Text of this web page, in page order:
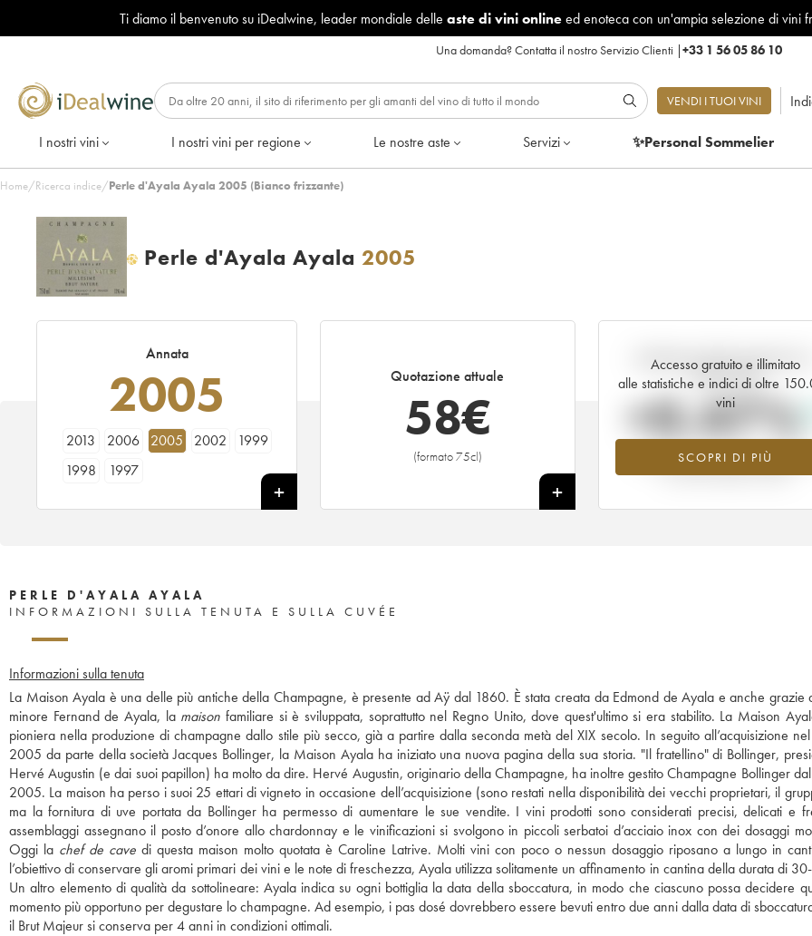
Ti diamo il benvenuto su iDealwine, leader mondiale delle aste di vini onlineed enoteca con un'ampia selezione di vini
Una domanda?Contatta il nostro Servizio Clienti |+33 1 56 05 86 10
VENDI I TUOI VINI
I nostri vini I nostri vini per regione Le nostre aste Servizi ✨Personal Sommelier
Home/Ricerca indice/Perle d'Ayala Ayala 2005 (Bianco frizzante)
H Perle d'Ayala Ayala 2005
Annata
2005
2013 2006 2005 2002
1999
1998
1997
Quotazione attuale
58€
(formato 75cl)
+
Accesso gratuito e illimitato
alle statistiche e indici di oltre
vini
SCOPRI DI PIÙ
Andamento della quotazione
tempo reale
+0.47%
Valore in aumento per l'annata
nel 2026 rispetto al 2025
PERLE D'AYALA AYALA
INFORMAZIONI SULLA TENUTA E SULLA CUVÉE
Informazioni sulla tenuta
La Maison Ayala è una delle più antiche della Champagne, è presente ad Aÿ dal 1860. È stata creata da Edmond de Ayala e anche grazie
minore Fernand de Ayala, la maison familiare si è sviluppata, soprattutto nel Regno Unito, dove quest'ultimo si era stabilito. La Maison
pioniera nella produzione di champagne dallo stile più secco, già a partire dalla seconda metà del XIX secolo. In seguito all’acquisizione
2005 da parte della società Jacques Bollinger, la Maison Ayala ha iniziato una nuova pagina della sua storia. "Il fratellino" di Bollinger,
Hervé Augustin (e dai suoi papillon) ha molto da dire. Hervé Augustin, originario della Champagne, ha inoltre gestito Champagne Bollinger
2005. La maison ha perso i suoi 25 ettari di vigneto in occasione dell’acquisizione (sono restati nella disponibilità dei vecchi proprietari, il
ma la fornitura di uve portata da Bollinger ha permesso di aumentare le sue vendite. I vini prodotti sono considerati precisi, delicati e
assemblaggi assegnano il posto d’onore allo chardonnay e le vinificazioni si svolgono in piccoli serbatoi d’acciaio inox con dei dosaggi
Oggi la chef de cave di questa maison molto quotata è Caroline Latrive. Molti vini con poco o nessun dosaggio riposano a lungo in
l’obiettivo di conservare gli aromi primari dei vini e le note di freschezza, Ayala utilizza solitamente un affinamento in cantina della durata di
Un altro elemento di qualità da sottolineare: Ayala indica su ogni bottiglia la data della sboccatura, in modo che ciascuno possa decidere
momento più opportuno per degustare lo champagne. Ad esempio, i pas dosé dovrebbero essere bevuti entro due anni dalla data di
il Brut Majeur si conserva per 4 anni in condizioni ottimali.